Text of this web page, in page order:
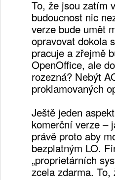
To, že jsou zatím
budoucnost nic
verze bude umět
opravovat dokola
pracuje a zřejmě
OpenOffice, ale
rozezná? Nebýt
proklamovaných
Ještě jeden
komerční verze –
právě proto aby
bezplatným LO.
„proprietárních
zcela zdarma.